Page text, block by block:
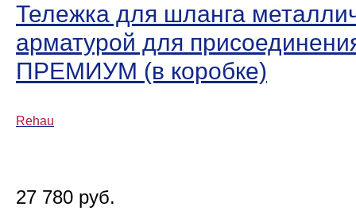
Тележка для шланга
арматурой для
ПРЕМИУМ (в коробке)
Rehau
27 780 руб.